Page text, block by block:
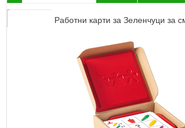
Работни карти за Зеленчуци за